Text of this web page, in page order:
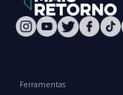
Ferramentas